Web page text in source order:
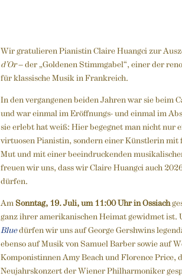
Wir gratulieren Pianistin Claire Huangci zur
d’Or– der „Goldenen Stimmgabel“, einer der
für klassische Musik in Frankreich.
In den vergangenen beiden Jahren war sie beim
und war einmal im Eröffnungs- und einmal im
sie erlebt hat weiß: Hier begegnet man nicht nur
virtuosen Pianistin, sondern einer Künstlerin mit
Mut und mit einer beeindruckenden
freuen wir uns, dass wir Claire Huangci auch
dürfen.
AmSonntag, 19. Juli, um 11:00 Uhr in Ossiach
ganz ihrer amerikanischen Heimat gewidmet ist.
Bluedürfen wir uns auf George Gershwins
ebenso auf Musik von Samuel Barber sowie auf
Komponistinnen Amy Beach und Florence Price,
Neujahrskonzert der Wiener Philharmoniker